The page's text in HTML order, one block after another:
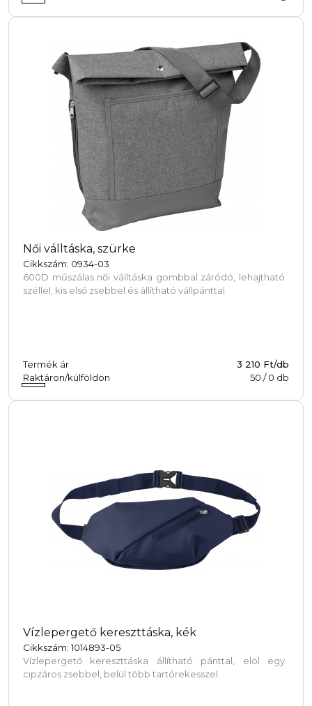
Női válltáska, szürke
Cikkszám: 0934-03
600D műszálas női válltáska gombbal záródó, lehajtható
széllel, kis első zsebbel és állítható vállpánttal.
Termék ár
3 210 Ft/db
Raktáron/külföldön
50 /0 db
Vízlepergető kereszttáska, kék
Cikkszám: 1014893-05
Vízlepergető kereszttáska állítható pánttal, elöl egy
cipzáros zsebbel, belül több tartórekesszel.